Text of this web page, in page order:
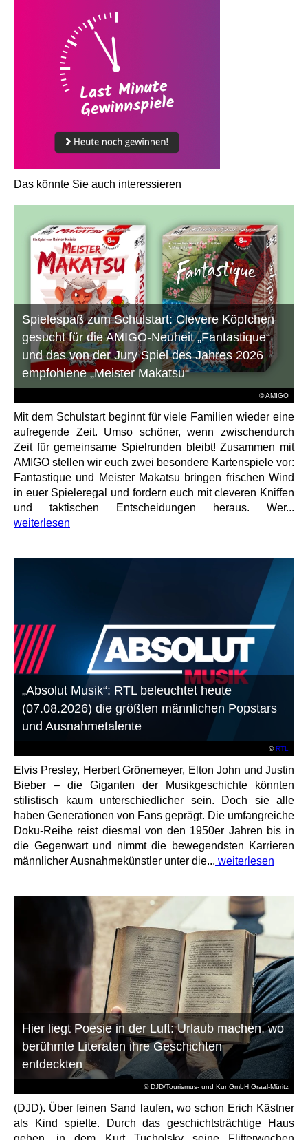
Das könnte Sie auch interessieren
© AMIGO
Spielespaß zum Schulstart: Clevere Köpfchen
gesucht für die AMIGO-Neuheit „Fantastique“
und das von der Jury Spiel des Jahres 2026
empfohlene „Meister Makatsu“
Mit dem Schulstart beginnt für viele Familien wieder eine
aufregende Zeit. Umso schöner, wenn zwischendurch
Zeit für gemeinsame Spielrunden bleibt! Zusammen mit
AMIGO stellen wir euch zwei besondere Kartenspiele vor:
Fantastique und Meister Makatsu bringen frischen Wind
in euer Spieleregal und fordern euch mit cleveren Kniffen
und taktischen Entscheidungen heraus. Wer...
weiterlesen
©RTL
„Absolut Musik“: RTL beleuchtet heute
(07.08.2026) die größten männlichen Popstars
und Ausnahmetalente
Elvis Presley, Herbert Grönemeyer, Elton John und Justin
Bieber – die Giganten der Musikgeschichte könnten
stilistisch kaum unterschiedlicher sein. Doch sie alle
haben Generationen von Fans geprägt. Die umfangreiche
Doku-Reihe reist diesmal von den 1950er Jahren bis in
die Gegenwart und nimmt die bewegendsten Karrieren
männlicher Ausnahmekünstler unter die... weiterlesen
© DJD/Tourismus- und Kur GmbH Graal-Müritz
Hier liegt Poesie in der Luft: Urlaub machen, wo
berühmte Literaten ihre Geschichten
entdeckten
(DJD). Über feinen Sand laufen, wo schon Erich Kästner
als Kind spielte. Durch das geschichtsträchtige Haus